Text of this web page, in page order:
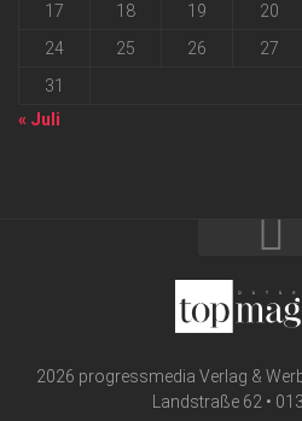
17
18 19 20
24
25 26 27
31
« Juli
2026 progressmedia Verlag &
Landstraße 62 •